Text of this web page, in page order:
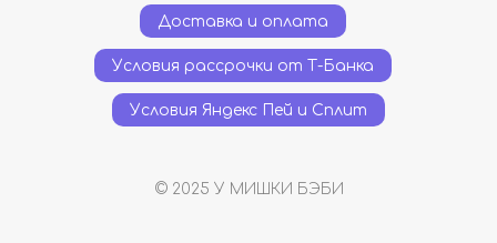
Доставка и оплата
Условия рассрочки от Т-Банка
Условия Яндекс Пей и Сплит
© 2025 У МИШКИ БЭБИ